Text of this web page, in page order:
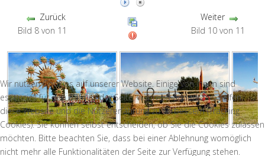
Zurück
Bild 8 von 11
Weiter
Bild 10 von 11
Wir nutzen Cookies auf unserer Website. Einige von ihnen sind
essenziell für den Betrieb der Seite, während andere uns helfen,
diese Website und die Nutzererfahrung zu verbessern (Tracking
Cookies). Sie können selbst entscheiden, ob Sie die Cookies zulassen
möchten. Bitte beachten Sie, dass bei einer Ablehnung womöglich
nicht mehr alle Funktionalitäten der Seite zur Verfügung stehen.